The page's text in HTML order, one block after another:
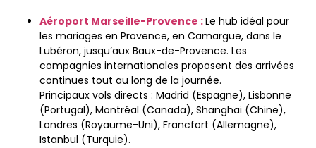
Aéroport Marseille-Provence :Le hub idéal pour
les mariages en Provence, en Camargue, dans le
Lubéron, jusqu’aux Baux-de-Provence. Les
compagnies internationales proposent des arrivées
continues tout au long de la journée.
Principaux vols directs : Madrid (Espagne), Lisbonne
(Portugal), Montréal (Canada), Shanghai (Chine),
Londres (Royaume-Uni), Francfort (Allemagne),
Istanbul (Turquie).